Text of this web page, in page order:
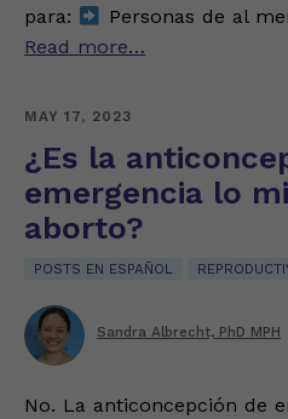
para:
Personas de al
Read more…
MAY 17, 2023
¿Es la
emergencia lo
aborto?
POSTS EN ESPAÑOL
Sandra Albrecht, PhD MPH
No. La anticoncepción de